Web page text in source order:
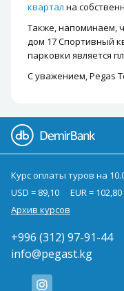
квартал на
Также, напоминаем,
дом 17 Спортивный
парковки является
С уважением, Pegas
Курс оплаты туров на
USD = 89,10
EUR = 102,80
Архив курсов
+996 (312) 97-91-44
info@pegast.kg